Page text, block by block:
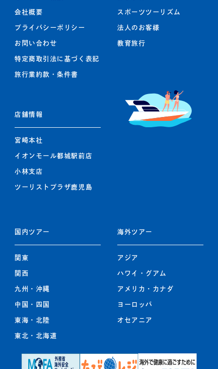
会社概要
プライバシーポリシー
お問い合わせ
特定商取引法に基づく表記
旅行業約款・条件書
スポーツツーリズム
法人のお客様
教育旅行
店舗情報
宮崎本社
イオンモール都城駅前店
小林支店
ツーリストプラザ鹿児島
国内ツアー
関東
関西
九州 ・ 沖縄
中国・四国
東海・北陸
東北 ・ 北海道
海外ツアー
アジア
ハワイ・グアム
アメリカ・カナダ
ヨーロッパ
オセアニア